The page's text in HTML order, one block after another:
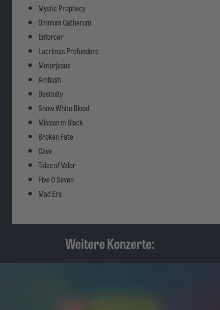
Mystic Prophecy
Omnium Gatherum
Enforcer
Lacrimas Profundere
Motorjesus
Ambush
Destinity
Snow White Blood
Mission in Black
Broken Fate
Cave
Tales of Valor
Five O Seven
Mad Era
Weitere Konzerte: